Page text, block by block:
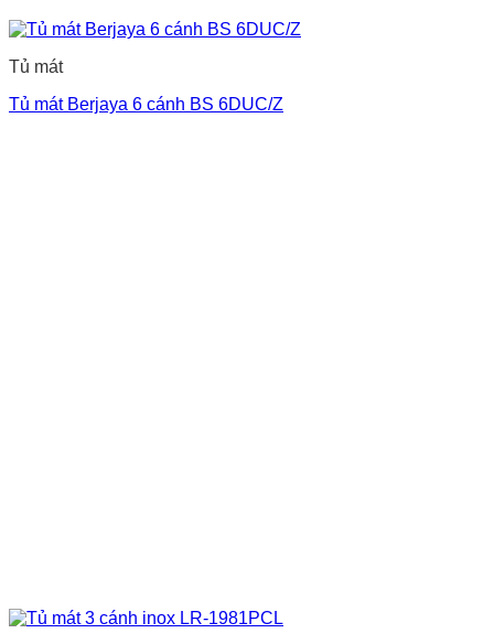
Tủ mát
Tủ mát Berjaya 6 cánh BS 6DUC/Z